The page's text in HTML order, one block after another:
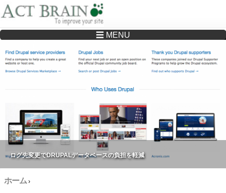
Drupalサイトの制作・保守をどこに頼んでいいか分からない方へ…まずはご相談く
☰ MENU
ログ先変更でDRUPALデータベースの負担を軽減
ホーム›